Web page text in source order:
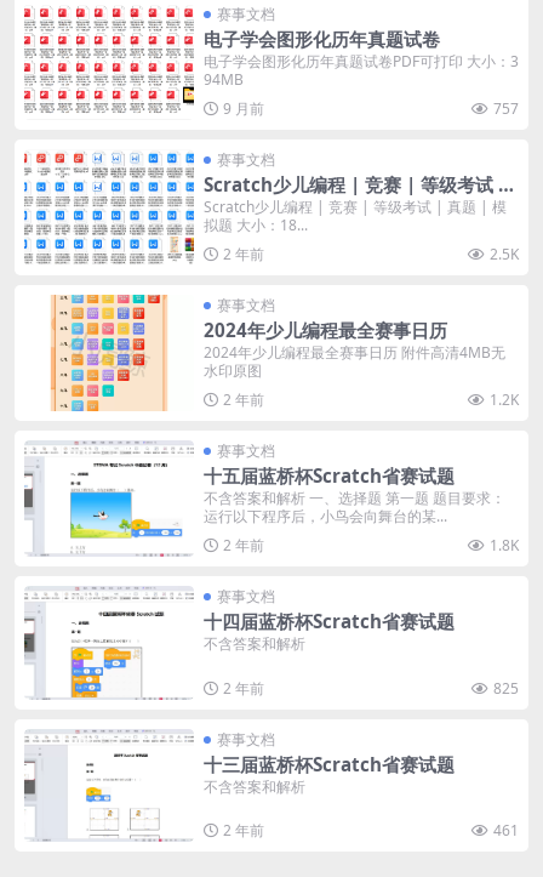
赛事文档
电子学会图形化历年真题试卷
电子学会图形化历年真题试卷PDF可打印 大小：3
94MB
9 月前
757
赛事文档
Scratch少儿编程 | 竞赛 | 等级考试 |
真题 | 模拟题
Scratch少儿编程 | 竞赛 | 等级考试 | 真题 | 模
拟题 大小：18...
2 年前
2.5K
赛事文档
2024年少儿编程最全赛事日历
2024年少儿编程最全赛事日历 附件高清4MB无
水印原图
2 年前
1.2K
赛事文档
十五届蓝桥杯Scratch省赛试题
不含答案和解析 一、选择题 第一题 题目要求：
运行以下程序后，小鸟会向舞台的某...
2 年前
1.8K
赛事文档
十四届蓝桥杯Scratch省赛试题
不含答案和解析
2 年前 825
赛事文档
十三届蓝桥杯Scratch省赛试题
不含答案和解析
2 年前 461